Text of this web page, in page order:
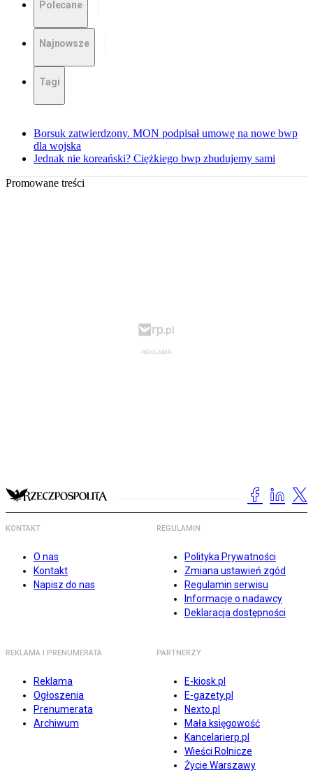
Polecane
Najnowsze
Tagi
Borsuk zatwierdzony. MON podpisał umowę na nowe bwp
dla wojska
Jednak nie koreański? Ciężkiego bwp zbudujemy sami
Promowane treści
KONTAKT
O nas
Kontakt
Napisz do nas
REGULAMIN
Polityka Prywatności
Zmiana ustawień zgód
Regulamin serwisu
Informacje o nadawcy
Deklaracja dostępności
REKLAMA I PRENUMERATA
Reklama
Ogłoszenia
Prenumerata
Archiwum
PARTNERZY
E-kiosk.pl
E-gazety.pl
Nexto.pl
Mała księgowość
Kancelarierp.pl
Wieści Rolnicze
Życie Warszawy